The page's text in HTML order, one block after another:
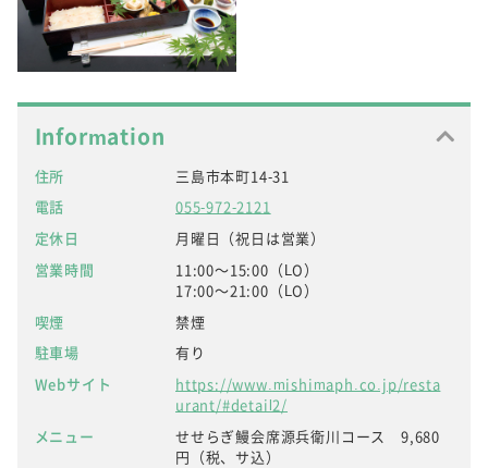
Information
住所
三島市本町14-31
電話
055-972-2121
定休日
月曜日（祝日は営業）
営業時間
11:00～15:00（LO）
17:00～21:00（LO）
喫煙
禁煙
駐車場
有り
Webサイト
https://www.mishimaph.co.jp/resta
urant/#detail2/
メニュー
せせらぎ鰻会席源兵衛川コース 9,680
円（税、サ込）